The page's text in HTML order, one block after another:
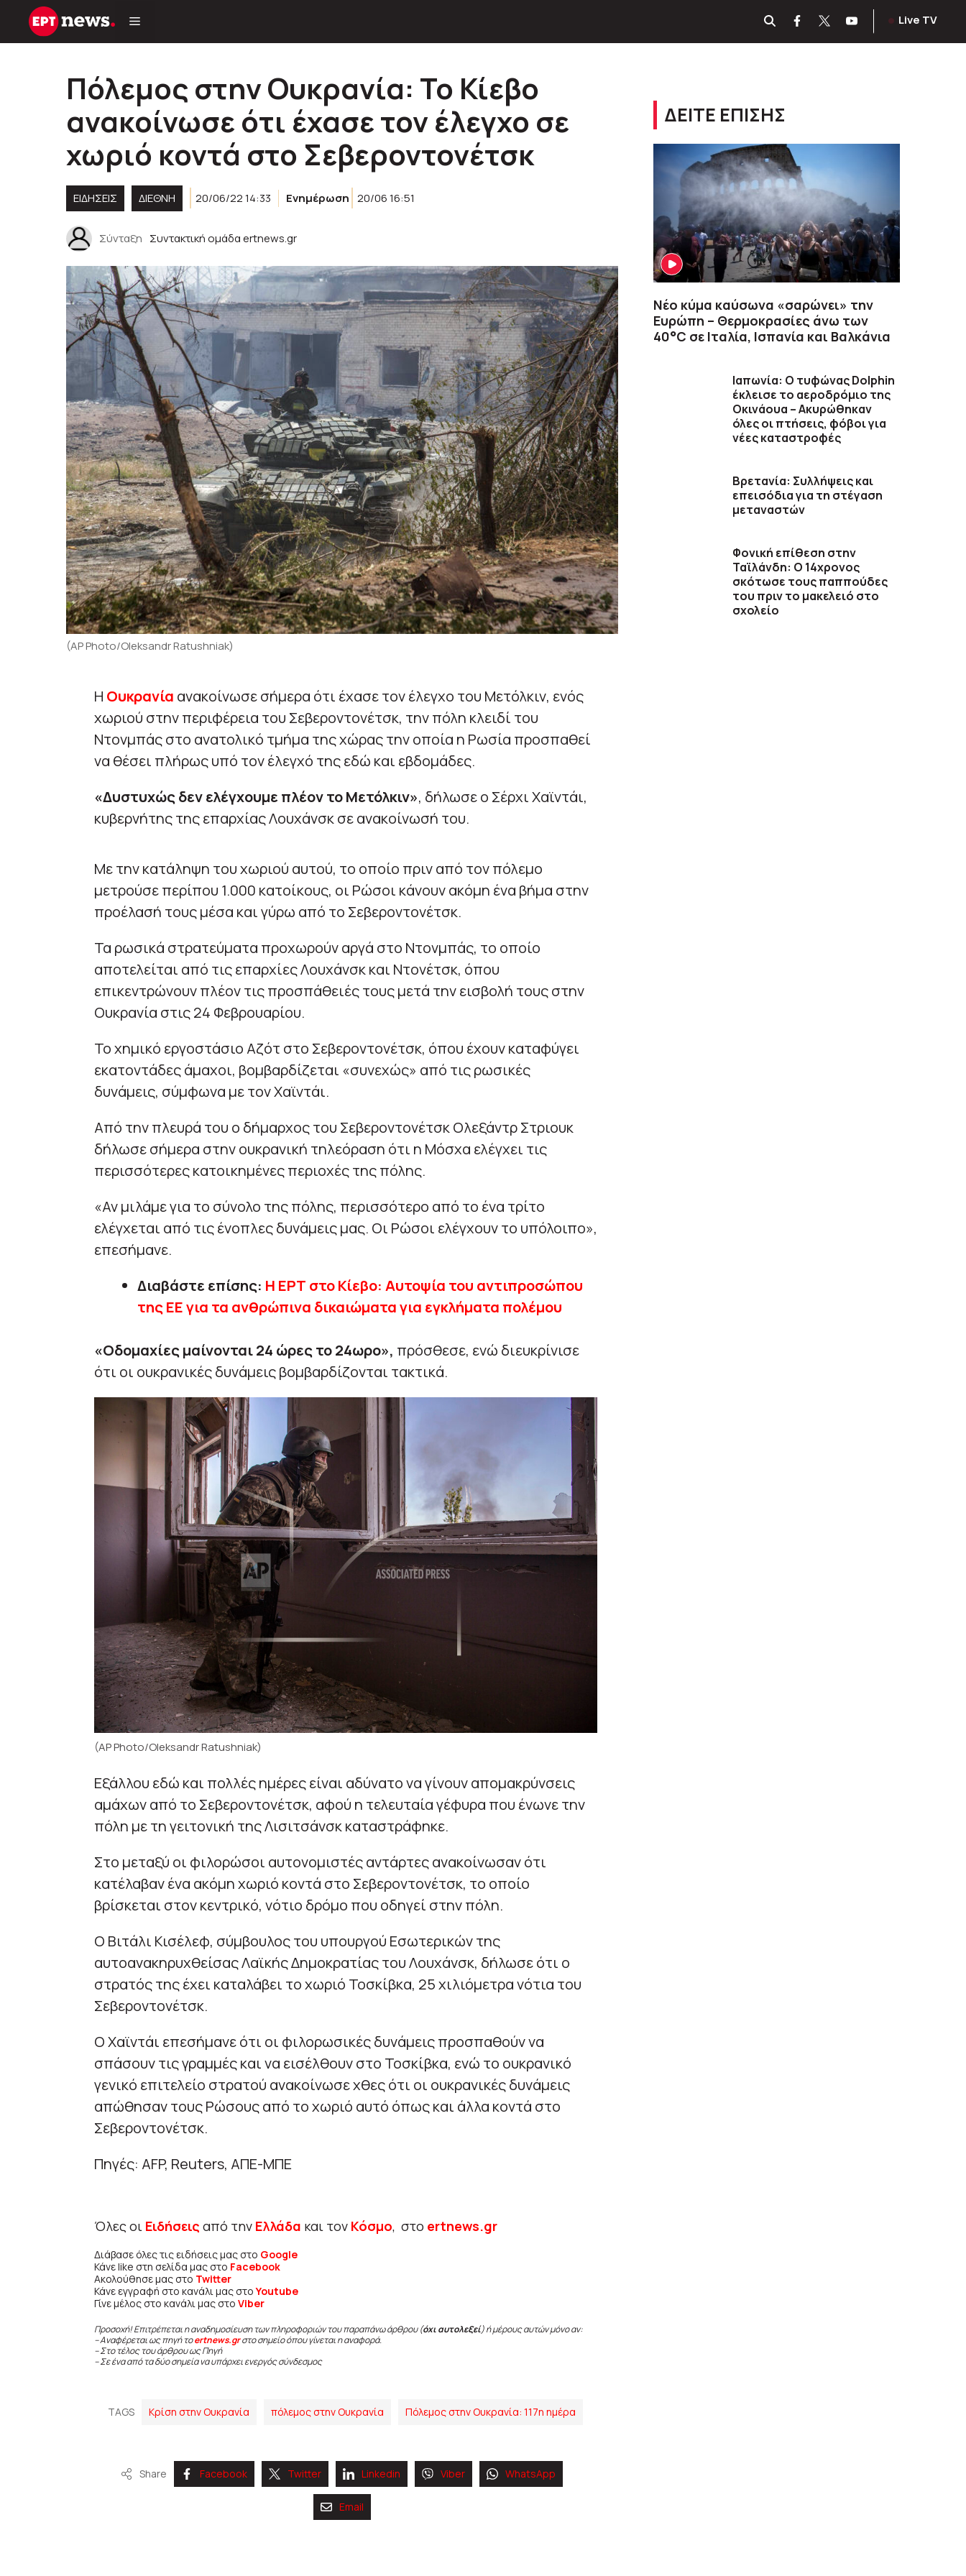
Μετάβαση
Live TV
Πόλεμος στην Ουκρανία: Το Κίεβο
ανακοίνωσε ότι έχασε τον έλεγχο σε
χωριό κοντά στο Σεβεροντονέτσκ
ΕΙΔΗΣΕΙΣ ΔΙΕΘΝΗ 20/06/22 14:33 Ενημέρωση 20/06 16:51
Σύνταξη Συντακτική ομάδα ertnews.gr
(AP Photo/Oleksandr Ratushniak)
Η Ουκρανία ανακοίνωσε σήμερα ότι έχασε τον έλεγχο του Μετόλκιν, ενός
χωριού στην περιφέρεια του Σεβεροντονέτσκ, την πόλη κλειδί του
Ντονμπάς στο ανατολικό τμήμα της χώρας την οποία η Ρωσία προσπαθεί
να θέσει πλήρως υπό τον έλεγχό της εδώ και εβδομάδες.
«Δυστυχώς δεν ελέγχουμε πλέον το Μετόλκιν», δήλωσε ο Σέρχι Χαϊντάι,
κυβερνήτης της επαρχίας Λουχάνσκ σε ανακοίνωσή του.
Με την κατάληψη του χωριού αυτού, το οποίο πριν από τον πόλεμο
μετρούσε περίπου 1.000 κατοίκους, οι Ρώσοι κάνουν ακόμη ένα βήμα στην
προέλασή τους μέσα και γύρω από το Σεβεροντονέτσκ.
Τα ρωσικά στρατεύματα προχωρούν αργά στο Ντονμπάς, το οποίο
αποτελείται από τις επαρχίες Λουχάνσκ και Ντονέτσκ, όπου
επικεντρώνουν πλέον τις προσπάθειές τους μετά την εισβολή τους στην
Ουκρανία στις 24 Φεβρουαρίου.
Το χημικό εργοστάσιο Αζότ στο Σεβεροντονέτσκ, όπου έχουν καταφύγει
εκατοντάδες άμαχοι, βομβαρδίζεται «συνεχώς» από τις ρωσικές
δυνάμεις, σύμφωνα με τον Χαϊντάι.
Από την πλευρά του ο δήμαρχος του Σεβεροντονέτσκ Ολεξάντρ Στριουκ
δήλωσε σήμερα στην ουκρανική τηλεόραση ότι η Μόσχα ελέγχει τις
περισσότερες κατοικημένες περιοχές της πόλης.
«Αν μιλάμε για το σύνολο της πόλης, περισσότερο από το ένα τρίτο
ελέγχεται από τις ένοπλες δυνάμεις μας. Οι Ρώσοι ελέγχουν το υπόλοιπο»,
επεσήμανε.
Διαβάστε επίσης: Η ΕΡΤ στο Κίεβο: Αυτοψία του αντιπροσώπου
της ΕΕ για τα ανθρώπινα δικαιώματα για εγκλήματα πολέμου
«Οδομαχίες μαίνονται 24 ώρες το 24ωρο», πρόσθεσε, ενώ διευκρίνισε
ότι οι ουκρανικές δυνάμεις βομβαρδίζονται τακτικά.
(AP Photo/Oleksandr Ratushniak)
Εξάλλου εδώ και πολλές ημέρες είναι αδύνατο να γίνουν απομακρύνσεις
αμάχων από το Σεβεροντονέτσκ, αφού η τελευταία γέφυρα που ένωνε την
πόλη με τη γειτονική της Λισιτσάνσκ καταστράφηκε.
Στο μεταξύ οι φιλορώσοι αυτονομιστές αντάρτες ανακοίνωσαν ότι
κατέλαβαν ένα ακόμη χωριό κοντά στο Σεβεροντονέτσκ, το οποίο
βρίσκεται στον κεντρικό, νότιο δρόμο που οδηγεί στην πόλη.
Ο Βιτάλι Κισέλεφ, σύμβουλος του υπουργού Εσωτερικών της
αυτοανακηρυχθείσας Λαϊκής Δημοκρατίας του Λουχάνσκ, δήλωσε ότι ο
στρατός της έχει καταλάβει το χωριό Τοσκίβκα, 25 χιλιόμετρα νότια του
Σεβεροντονέτσκ.
Ο Χαϊντάι επεσήμανε ότι οι φιλορωσικές δυνάμεις προσπαθούν να
σπάσουν τις γραμμές και να εισέλθουν στο Τοσκίβκα, ενώ το ουκρανικό
γενικό επιτελείο στρατού ανακοίνωσε χθες ότι οι ουκρανικές δυνάμεις
απώθησαν τους Ρώσους από το χωριό αυτό όπως και άλλα κοντά στο
Σεβεροντονέτσκ.
Πηγές: AFP, Reuters, ΑΠΕ-ΜΠΕ
Όλες οι Ειδήσεις από την Ελλάδα και τον Κόσμο, στο ertnews.gr
Διάβασε όλες τις ειδήσεις μας στο Google
Κάνε like στη σελίδα μας στο Facebook
Ακολούθησε μας στο Twitter
Κάνε εγγραφή στο κανάλι μας στοYoutube
Γίνε μέλος στο κανάλι μας στο Viber
Προσοχή! Επιτρέπεται η αναδημοσίευση των πληροφοριών του παραπάνω άρθρου (όχι αυτολεξεί) ή μέρους αυτών μόνο αν:
– Αναφέρεται ως πηγή τοertnews.gr στο σημείο όπου γίνεται η αναφορά.
– Στο τέλος του άρθρου ως Πηγή
– Σε ένα από τα δύο σημεία να υπάρχει ενεργός σύνδεσμος
TAGS Κρίση στην Ουκρανία πόλεμος στην Ουκρανία Πόλεμος στην Ουκρανία: 117η ημέρα
Share Facebook Twitter Linkedin Viber WhatsApp
Email
ΔΕΙΤΕ ΕΠΙΣΗΣ
Νέο κύμα καύσωνα «σαρώνει» την
Ευρώπη – Θερμοκρασίες άνω των
40°C σε Ιταλία, Ισπανία και Βαλκάνια
Ιαπωνία: Ο τυφώνας Dolphin
έκλεισε το αεροδρόμιο της
Οκινάουα – Ακυρώθηκαν
όλες οι πτήσεις, φόβοι για
νέες καταστροφές
Βρετανία: Συλλήψεις και
επεισόδια για τη στέγαση
μεταναστών
Φονική επίθεση στην
Ταϊλάνδη: Ο 14χρονος
σκότωσε τους παππούδες
του πριν το μακελειό στο
σχολείο